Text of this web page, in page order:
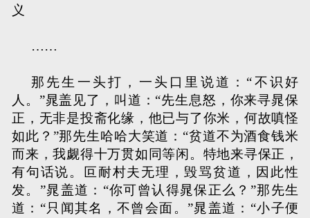
义
……
那先生一头打，一头口里说道：“不识好
人。”晁盖见了，叫道：“先生息怒，你来寻晁保
正，无非是投斋化缘，他已与了你米，何故嗔怪
如此？”那先生哈哈大笑道：“贫道不为酒食钱米
而来，我觑得十万贯如同等闲。特地来寻保正，
有句话说。叵耐村夫无理，毁骂贫道，因此性
发。”晁盖道：“你可曾认得晁保正么？”那先生
道：“只闻其名，不曾会面。”晁盖道：“小子便